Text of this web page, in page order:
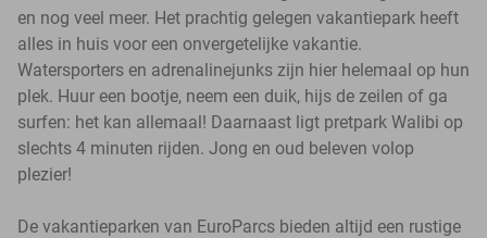
en nog veel meer. Het prachtig gelegen vakantiepark heeft
alles in huis voor een onvergetelijke vakantie.
Watersporters en adrenalinejunks zijn hier helemaal op hun
plek. Huur een bootje, neem een duik, hijs de zeilen of ga
surfen: het kan allemaal! Daarnaast ligt pretpark Walibi op
slechts 4 minuten rijden. Jong en oud beleven volop
plezier!
De vakantieparken van EuroParcs bieden altijd een rustige